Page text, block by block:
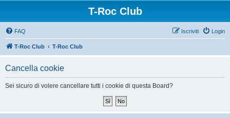
T-Roc Club
FAQ Login
Iscriviti
T-Roc Club T-Roc Club
Cancella cookie
Sei sicuro di volere cancellare tutti i cookie di questa Board?